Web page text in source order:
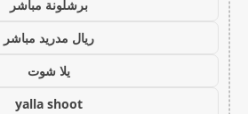
برشلونة مباشر
ريال مدريد مباشر
يلا شوت
yalla shoot